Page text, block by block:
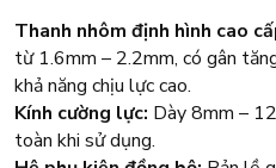
Thanh nhôm định hình cao
từ 1.6mm – 2.2mm, có gân
khả năng chịu lực cao.
Kính cường lực: Dày 8mm –
toàn khi sử dụng.